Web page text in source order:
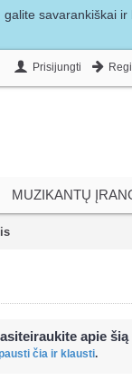
savarankiškai
Prisijungti
MUZIKANTŲ
apie šią
čia ir klausti.